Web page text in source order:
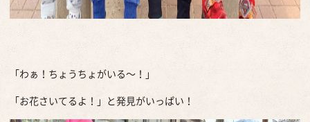
「わぁ！ちょうちょがいる～！」
「お花さいてるよ！」と発見がいっぱい！